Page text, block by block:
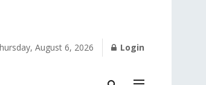
August 6, 2026 Login